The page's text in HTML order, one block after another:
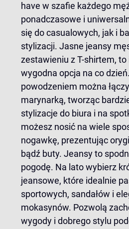
have w szafie każdego
ponadczasowe i
się do casualowych, jak i
stylizacji. Jasne jeansy
zestawieniu z T-shirtem,
wygodna opcja na co
powodzeniem można
marynarką, tworząc
stylizacje do biura i na
możesz nosić na wiele
nogawkę, prezentując
bądź buty. Jeansy to
pogodę. Na lato wybierz
jeansowe, które idealnie
sportowych, sandałów i
mokasynów. Pozwolą
wygody i dobrego stylu